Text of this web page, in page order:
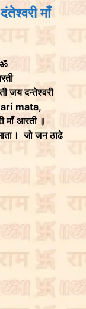
माँ
ॐ
जय दन्तेश्वरी
mata,
आरती ॥
जो जन ठाढे